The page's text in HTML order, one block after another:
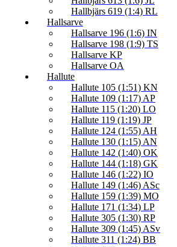
Hallbjärs 619 (1:4) RL
Hallsarve
Hallsarve 196 (1:6) IN
Hallsarve 198 (1:9) TS
Hallsarve KP
Hallsarve OA
Hallute
Hallute 105 (1:51) KN
Hallute 109 (1:17) AP
Hallute 115 (1:20) LO
Hallute 119 (1:19) JP
Hallute 124 (1:55) AH
Hallute 130 (1:15) AN
Hallute 142 (1:40) OK
Hallute 144 (1:18) GK
Hallute 146 (1:22) IO
Hallute 149 (1:46) ASc
Hallute 159 (1:39) MO
Hallute 171 (1:34) LP
Hallute 305 (1:30) RP
Hallute 309 (1:45) ASv
Hallute 311 (1:24) BB